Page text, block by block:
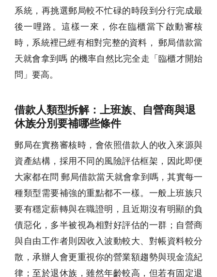
系統，再挑選郵局較不忙碌的時段到分行完成最
後一哩路。這樣一來，你在臨櫃當下啟動審核
時，系統裡已經有相對完整的資料， 郵局借款當
天就會拿到嗎 的機率自然比完全走「臨櫃才開始
問」要高。
借款人類型拆解：上班族、自營商與退
休族分別要補哪些條件
郵局在實務審核時，會依照借款人的收入來源與
資產結構，採用不同的風險評估框架，因此即便
大家都在問 郵局借款當天就會拿到嗎，其實每一
種類型需要補強的重點都不一樣。一般上班族只
要有穩定薪轉與在職證明，且近期沒有明顯的負
債惡化，多半被視為相對好評估的一群；自營商
與自由工作者則因收入波動較大、對帳資料較分
散，承辦人會更重視你的營業額趨勢與現金流紀
律；至於退休族，雖然年齡較高，但若有固定退